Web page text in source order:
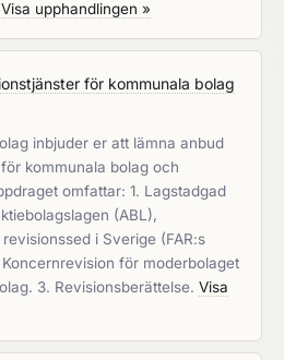
Visa upphandlingen »
för kommunala bolag
inbjuder er att lämna anbud
kommunala bolag och
omfattar: 1. Lagstadgad
(ABL),
i Sverige (FAR:s
för moderbolaget
3. Revisionsberättelse. Visa